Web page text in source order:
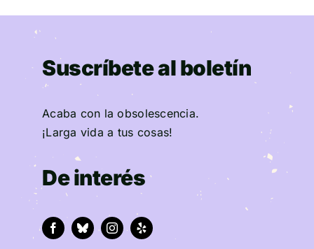
Suscríbete al boletín
Acaba con la obsolescencia.
¡Larga vida a tus cosas!
De interés